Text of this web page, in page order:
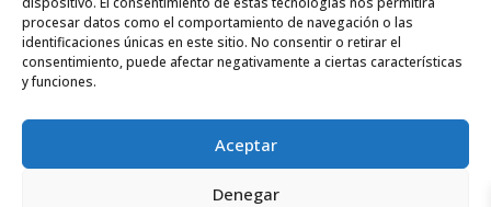
procesar datos como el comportamiento de navegación o las
identificaciones únicas en este sitio. No consentir o retirar el
consentimiento, puede afectar negativamente a ciertas características
y funciones.
Aceptar
Denegar
REDES SOCIALES